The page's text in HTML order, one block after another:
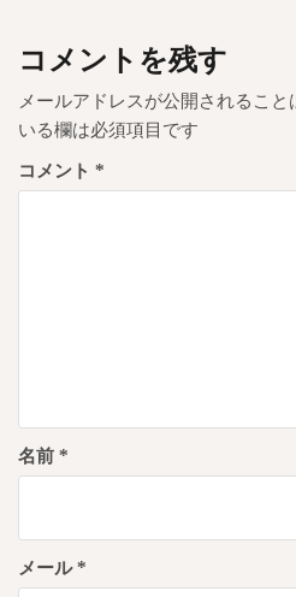
ョ
ン
コメントを残す
メールアドレスが公開されること
いる欄は必須項目です
コメント *
名前 *
メール*